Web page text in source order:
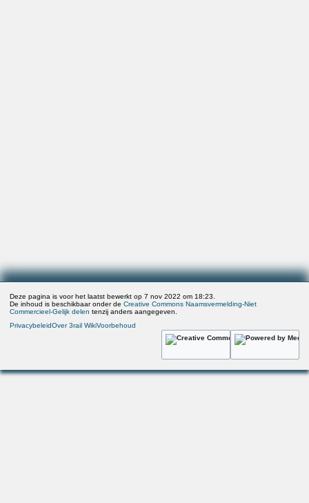
Deze pagina is voor het laatst bewerkt op 7 nov 2022 om 18:23.
De inhoud is beschikbaar onder deCreative Commons Naamsvermelding-Niet
Commercieel-Gelijk delen tenzij anders aangegeven.
PrivacybeleidOver 3rail WikiVoorbehoud